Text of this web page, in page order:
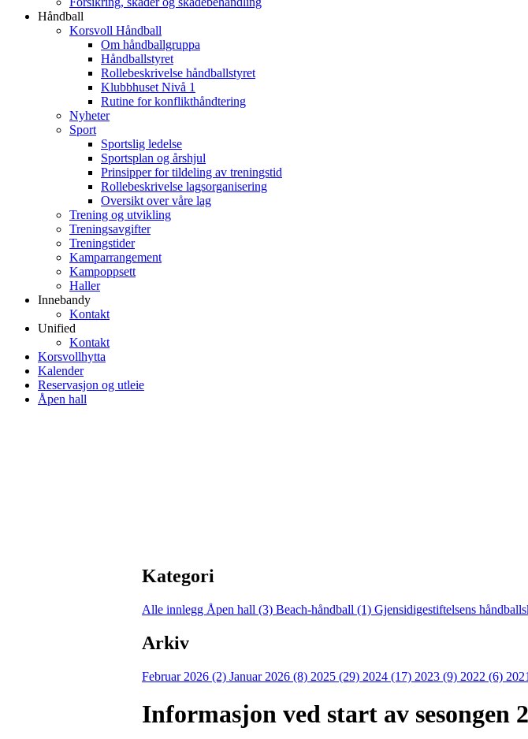
Håndball
Korsvoll Håndball
Om håndballgruppa
Håndballstyret
Rollebeskrivelse håndballstyret
Klubbhuset Nivå 1
Rutine for konflikthåndtering
Nyheter
Sport
Sportslig ledelse
Sportsplan og årshjul
Prinsipper for tildeling av treningstid
Rollebeskrivelse lagsorganisering
Oversikt over våre lag
Trening og utvikling
Treningsavgifter
Treningstider
Kamparrangement
Kampoppsett
Haller
Innebandy
Kontakt
Unified
Kontakt
Korsvollhytta
Kalender
Reservasjon og utleie
Åpen hall
Kategori
Alle innlegg Åpen hall (3) Beach-håndball (1) Gjensidigestiftelsens
Arkiv
Februar 2026 (2) Januar 2026 (8) 2025 (29) 2024 (17) 2023 (9) 2022 (6)
Informasjon ved start av sesongen